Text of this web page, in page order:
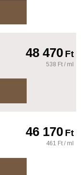
48 470Ft
538 Ft / ml
46 170Ft
461 Ft / ml